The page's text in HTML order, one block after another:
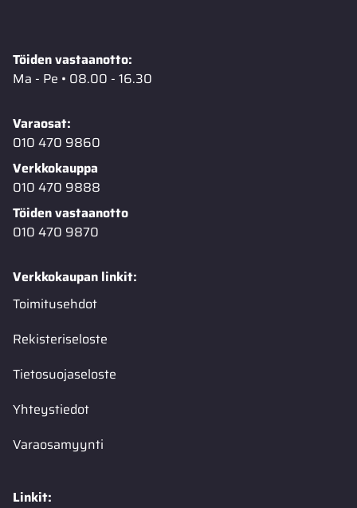
Töiden vastaanotto:
Ma - Pe • 08.00 - 16.30
Varaosat:
010 470 9860
Verkkokauppa
010 470 9888
Töiden vastaanotto
010 470 9870
Verkkokaupan linkit:
Toimitusehdot
Rekisteriseloste
Tietosuojaseloste
Yhteystiedot
Varaosamyynti
Linkit: